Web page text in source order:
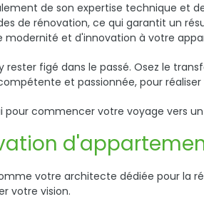
de son expertise technique et
de rénovation, ce qui garantit un
et d'innovation à votre
rester figé dans le passé. Osez le
et passionnée, pour
pour commencer votre voyage vers
votre architecte dédiée pour
votre vision.